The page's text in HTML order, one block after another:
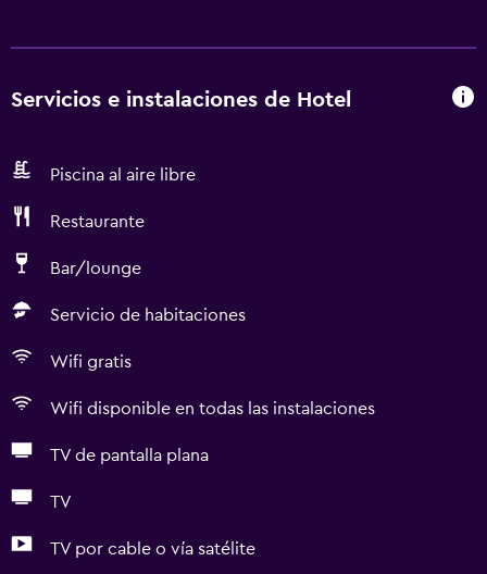
Servicios e instalaciones de Hotel
Piscina al aire libre
Restaurante
Bar/lounge
Servicio de habitaciones
Wifi gratis
Wifi disponible en todas las instalaciones
TV de pantalla plana
TV
TV por cable o vía satélite